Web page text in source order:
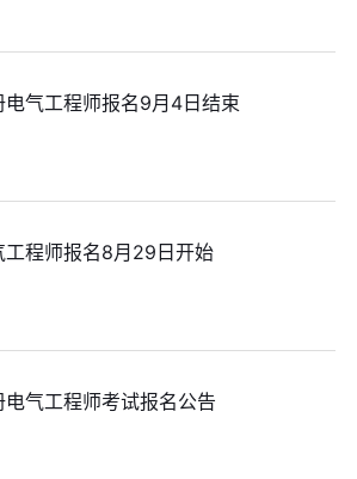
气工程师报名9月4日结束
程师报名8月29日开始
气工程师考试报名公告